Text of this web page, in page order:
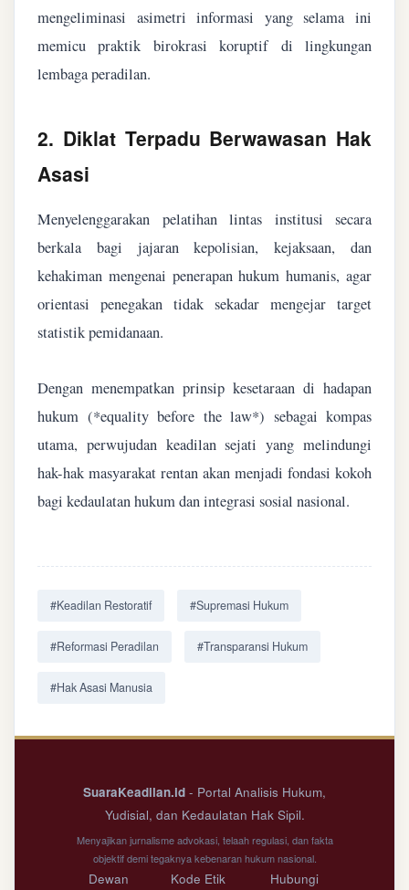
mengeliminasi asimetri informasi yang selama ini
memicu praktik birokrasi koruptif di lingkungan
lembaga peradilan.
2. Diklat Terpadu Berwawasan Hak
Asasi
Menyelenggarakan pelatihan lintas institusi secara
berkala bagi jajaran kepolisian, kejaksaan, dan
kehakiman mengenai penerapan hukum humanis, agar
orientasi penegakan tidak sekadar mengejar target
statistik pemidanaan.
Dengan menempatkan prinsip kesetaraan di hadapan
hukum (*equality before the law*) sebagai kompas
utama, perwujudan keadilan sejati yang melindungi
hak-hak masyarakat rentan akan menjadi fondasi kokoh
bagi kedaulatan hukum dan integrasi sosial nasional.
#Keadilan Restoratif #Supremasi Hukum
#Reformasi Peradilan #Transparansi Hukum
#Hak Asasi Manusia
SuaraKeadilan.id - Portal Analisis Hukum,
Yudisial, dan Kedaulatan Hak Sipil.
Menyajikan jurnalisme advokasi, telaah regulasi, dan fakta
objektif demi tegaknya kebenaran hukum nasional.
Dewan Kode Etik Hubungi